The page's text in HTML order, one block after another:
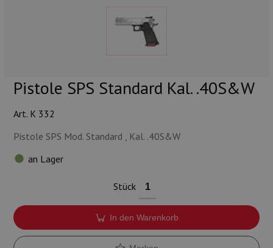
Pistole SPS Standard Kal. .40S&W
Art. K 332
Pistole SPS Mod. Standard , Kal. .40S&W
an Lager
Stück
In den Warenkorb